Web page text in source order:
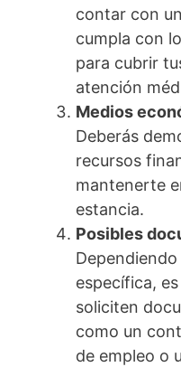
contar con
cumpla con
para cubrir
atención
Medios
Deberás
recursos
mantenerte
estancia.
Posibles
específica,
soliciten
como un
de empleo o